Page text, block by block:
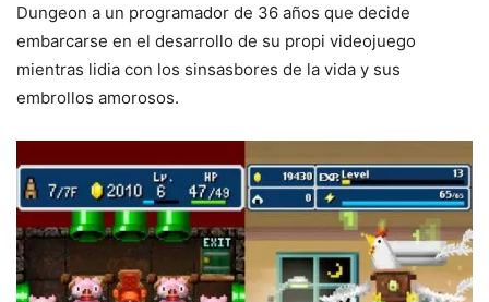
Dungeon a un programador de 36 años que decide
embarcarse en el desarrollo de su propi videojuego
mientras lidia con los sinsasbores de la vida y sus
embrollos amorosos.